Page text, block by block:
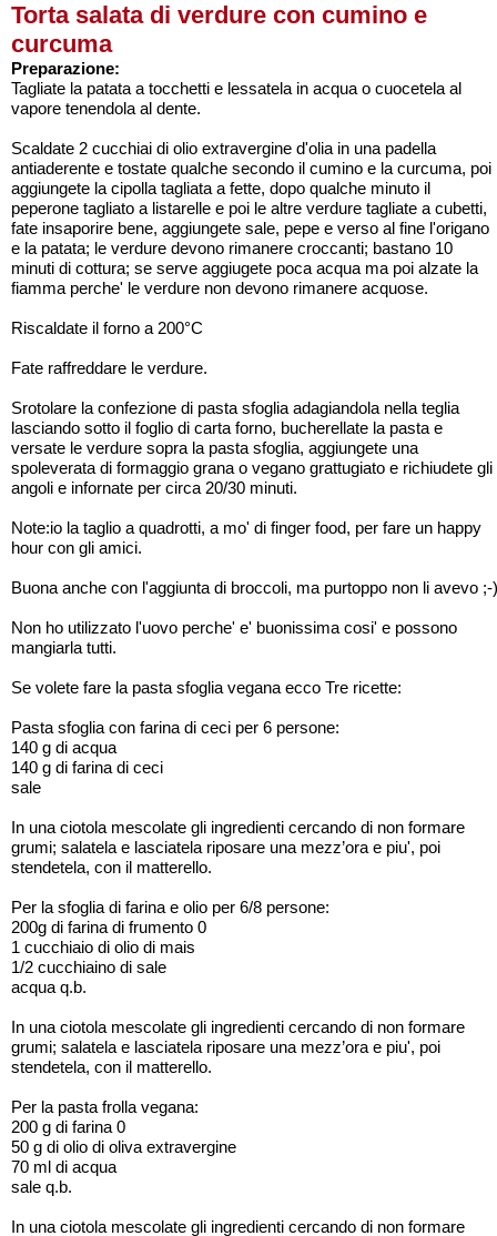
Torta salata di verdure con cumino e
curcuma
Preparazione:
Tagliate la patata a tocchetti e lessatela in acqua o cuocetela al
vapore tenendola al dente.
Scaldate 2 cucchiai di olio extravergine d'olia in una padella
antiaderente e tostate qualche secondo il cumino e la curcuma, poi
aggiungete la cipolla tagliata a fette, dopo qualche minuto il
peperone tagliato a listarelle e poi le altre verdure tagliate a cubetti,
fate insaporire bene, aggiungete sale, pepe e verso al fine l'origano
e la patata; le verdure devono rimanere croccanti; bastano 10
minuti di cottura; se serve aggiugete poca acqua ma poi alzate la
fiamma perche' le verdure non devono rimanere acquose.
Riscaldate il forno a 200°C
Fate raffreddare le verdure.
Srotolare la confezione di pasta sfoglia adagiandola nella teglia
lasciando sotto il foglio di carta forno, bucherellate la pasta e
versate le verdure sopra la pasta sfoglia, aggiungete una
spoleverata di formaggio grana o vegano grattugiato e richiudete gli
angoli e infornate per circa 20/30 minuti.
Note:io la taglio a quadrotti, a mo' di finger food, per fare un happy
hour con gli amici.
Buona anche con l'aggiunta di broccoli, ma purtoppo non li avevo ;-)
Non ho utilizzato l'uovo perche' e' buonissima cosi' e possono
mangiarla tutti.
Se volete fare la pasta sfoglia vegana ecco Tre ricette:
Pasta sfoglia con farina di ceci per 6 persone:
140 g di acqua
140 g di farina di ceci
sale
In una ciotola mescolate gli ingredienti cercando di non formare
grumi; salatela e lasciatela riposare una mezz’ora e piu', poi
stendetela, con il matterello.
Per la sfoglia di farina e olio per 6/8 persone:
200g di farina di frumento 0
1 cucchiaio di olio di mais
1/2 cucchiaino di sale
acqua q.b.
In una ciotola mescolate gli ingredienti cercando di non formare
grumi; salatela e lasciatela riposare una mezz’ora e piu', poi
stendetela, con il matterello.
Per la pasta frolla vegana:
200 g di farina 0
50 g di olio di oliva extravergine
70 ml di acqua
sale q.b.
In una ciotola mescolate gli ingredienti cercando di non formare